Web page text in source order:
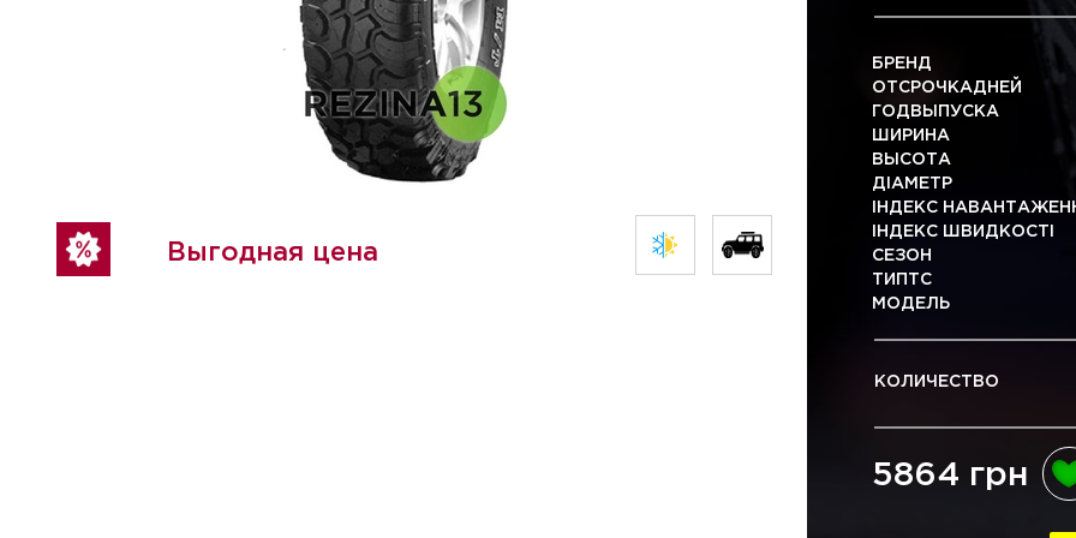
Выгодная цена
БРЕНД
ОТСРОЧКАДНЕЙ
ГОДВЫПУСКА
ШИРИНА
ВЫСОТА
ДІАМЕТР
ІНДЕКС
ІНДЕКС ШВИДКОСТІ
СЕЗОН
ТИПТС
МОДЕЛЬ
КОЛИЧЕСТВО
5864 грн